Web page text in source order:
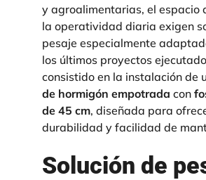
y agroalimentarias, el espacio
la operatividad diaria exigen
pesaje especialmente
los últimos proyectos
consistido en la instalación de
de hormigón empotrada con
de 45 cm, diseñada para
durabilidad y facilidad de
Solución de